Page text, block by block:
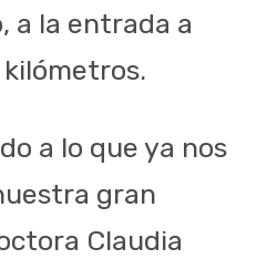
a la entrada a
a lo que ya nos
gran
Claudia